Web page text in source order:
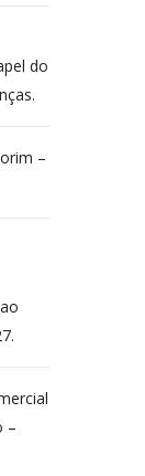
do
–
–